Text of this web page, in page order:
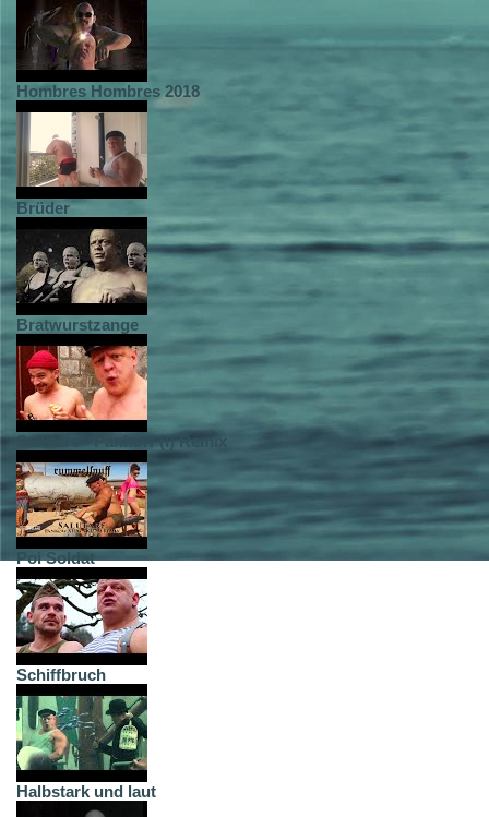
Hombres Hombres 2018
Brüder
Bratwurstzange
Salutare - Pankow (I) Remix
Poi Soldat
Schiffbruch
Halbstark und laut